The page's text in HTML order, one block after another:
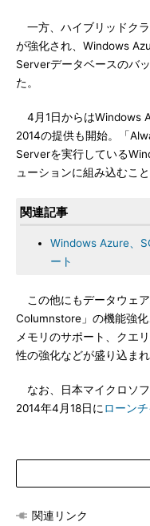
一方、ハイブリッドク
が強化され、Windows
Serverデータベースのバ
た。
4月1日からはWindows
2014の提供も開始。「
Serverを実行している
ューションに組み込むこ
関連記事
Windows Azure、
ート
この他にもデータウェ
Columnstore」の機能強
メモリのサポート、クエ
性の強化などが盛り込まれ
なお、日本マイクロソフ
2014年4月18日に ローン
関連リンク